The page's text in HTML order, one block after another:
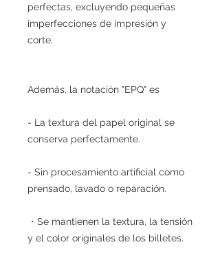
perfectas, excluyendo pequeñas
imperfecciones de impresión y
corte.
Además, la notación "EPQ" es
- La textura del papel original se
conserva perfectamente.
- Sin procesamiento artificial como
prensado, lavado o reparación.
・Se mantienen la textura, la tensión
y el color originales de los billetes.